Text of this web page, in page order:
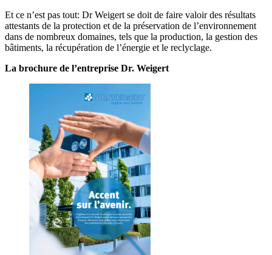
Et ce n’est pas tout: Dr Weigert se doit de faire valoir des résultats
attestants de la protection et de la préservation de l’environnement
dans de nombreux domaines, tels que la production, la gestion des
bâtiments, la récupération de l’énergie et le reclyclage.
La brochure de l’entreprise Dr. Weigert